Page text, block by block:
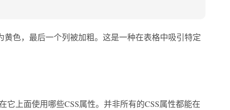
黄色，最后一个列被加粗。这是一种在表格中吸引特定
上面使用哪些CSS属性。并非所有的CSS属性都能在